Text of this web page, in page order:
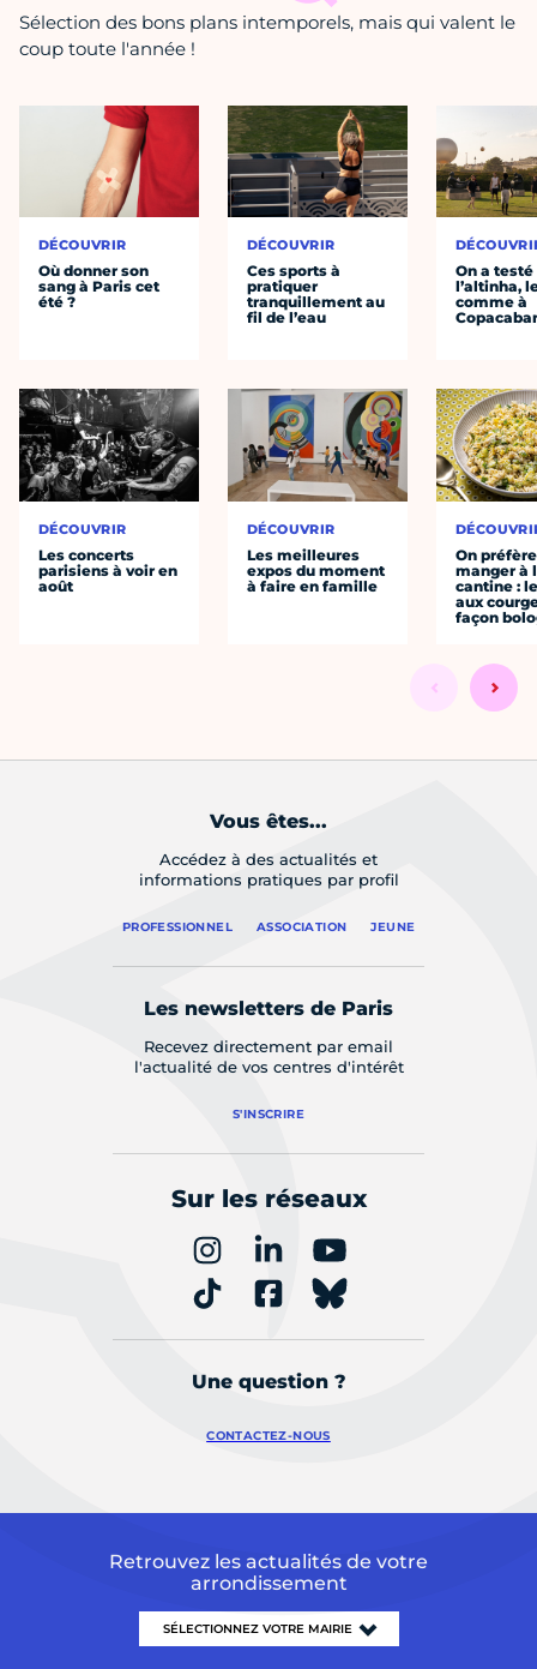
Sélection des bons plans intemporels, mais qui valent le
coup toute l'année !
DÉCOUVRIR
Où donner son
sang à Paris cet
été ?
DÉCOUVRIR
Les concerts
parisiens à voir en
août
DÉCOUVRIR
Ces sports à
pratiquer
tranquillement au
fil de l’eau
DÉCOUVRIR
Les meilleures
expos du moment
à faire en famille
On a testé
l’altinha,
comme à
On préfère
manger à
cantine :
aux
façon
Vous êtes...
Accédez à des actualités et
informations pratiques par profil
PROFESSIONNEL ASSOCIATION JEUNE
Les newsletters de Paris
Recevez directement par email
l'actualité de vos centres d'intérêt
S'INSCRIRE
Sur les réseaux
Une question ?
CONTACTEZ-NOUS
Retrouvez les actualités de votre
arrondissement